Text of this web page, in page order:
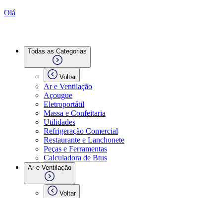
Olá
Todas as Categorias
Voltar
Ar e Ventilação
Açougue
Eletroportátil
Massa e Confeitaria
Utilidades
Refrigeração Comercial
Restaurante e Lanchonete
Peças e Ferramentas
Calculadora de Btus
Ar e Ventilação
Voltar